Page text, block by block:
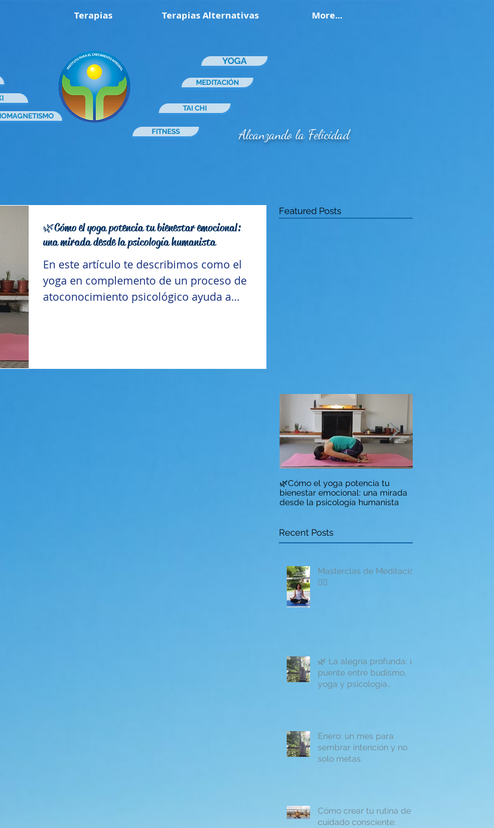
Terapias Terapias Alternativas More...
YOGA
MEDITACIÓN
TAI CHI
FITNESS Alcanzando la Felicidad
🌿Cómo el yoga potencia tu bienestar emocional:
una mirada desde la psicología humanista
En este artículo te describimos como el
yoga en complemento de un proceso de
atoconocimiento psicológico ayuda a
Featured Posts
🌿Cómo el yoga potencia tu
bienestar emocional: una mirada
desde la psicología humanista
Recent Posts
Masterclas de Meditación
🧘‍♂️
🌿 La alegría profunda: un
puente entre budismo,
yoga y psicología
Enero: un mes para
sembrar intención y no
solo metas
Cómo crear tu rutina de
cuidado consciente: